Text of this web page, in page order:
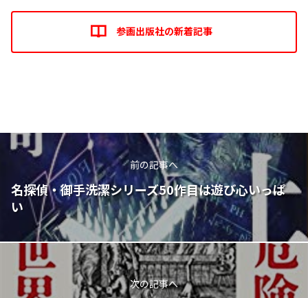
参画出版社の新着記事
前の記事へ
名探偵・御手洗潔シリーズ50作目は遊び心いっぱ
い
次の記事へ